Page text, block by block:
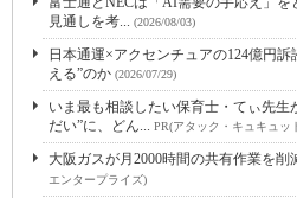
見通しを考... (2026/08/03)
日本通運×アクセンチュアの124億円
える”のか (2026/07/29)
いま最も相談したい保育士・てぃ先生
だい”に、どん... PR(アタック・キュキュッ
大阪ガスが月2000時間の共有作業を
エンタープライズ)